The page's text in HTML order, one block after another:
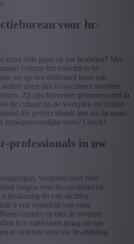
voor hr-
extra mile gaan op uw hr-dienst? Met
Unique het verschil in hr-
we op een dedicated team van
doen dan hr-vacatures invullen
Zij zijn bijzonder geïnteresseerd in
de cultuur op de werkplek en richten
die perfect blendt met uw hr-team.
hyperpersoonlijke toets? Check!
professionals in uw
verspreid over heel
buigen over hr-vacatures en -
deskundig én van dichtbij
u een overzicht van onze
contact op met de ervaren
hun vakkennis graag uit om
te strikken voor uw hr-afdeling.